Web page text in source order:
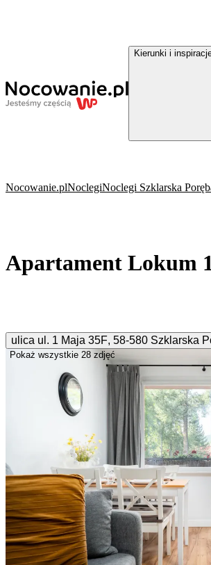
Kierunki i
Nocowanie.plNoclegiNoclegi Szklarska
Apartament Lokum
ulica ul. 1 Maja 35F, 58-580 Szklarska
Pokaż wszystkie 28 zdjęć